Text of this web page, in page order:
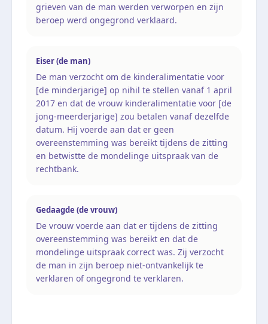
grieven van de man werden verworpen en zijn
beroep werd ongegrond verklaard.
Eiser (de man)
De man verzocht om de kinderalimentatie voor
[de minderjarige] op nihil te stellen vanaf 1 april
2017 en dat de vrouw kinderalimentatie voor [de
jong-meerderjarige] zou betalen vanaf dezelfde
datum. Hij voerde aan dat er geen
overeenstemming was bereikt tijdens de zitting
en betwistte de mondelinge uitspraak van de
rechtbank.
Gedaagde (de vrouw)
De vrouw voerde aan dat er tijdens de zitting
overeenstemming was bereikt en dat de
mondelinge uitspraak correct was. Zij verzocht
de man in zijn beroep niet-ontvankelijk te
verklaren of ongegrond te verklaren.